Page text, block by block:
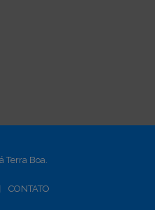
Terra Boa.
CONTATO